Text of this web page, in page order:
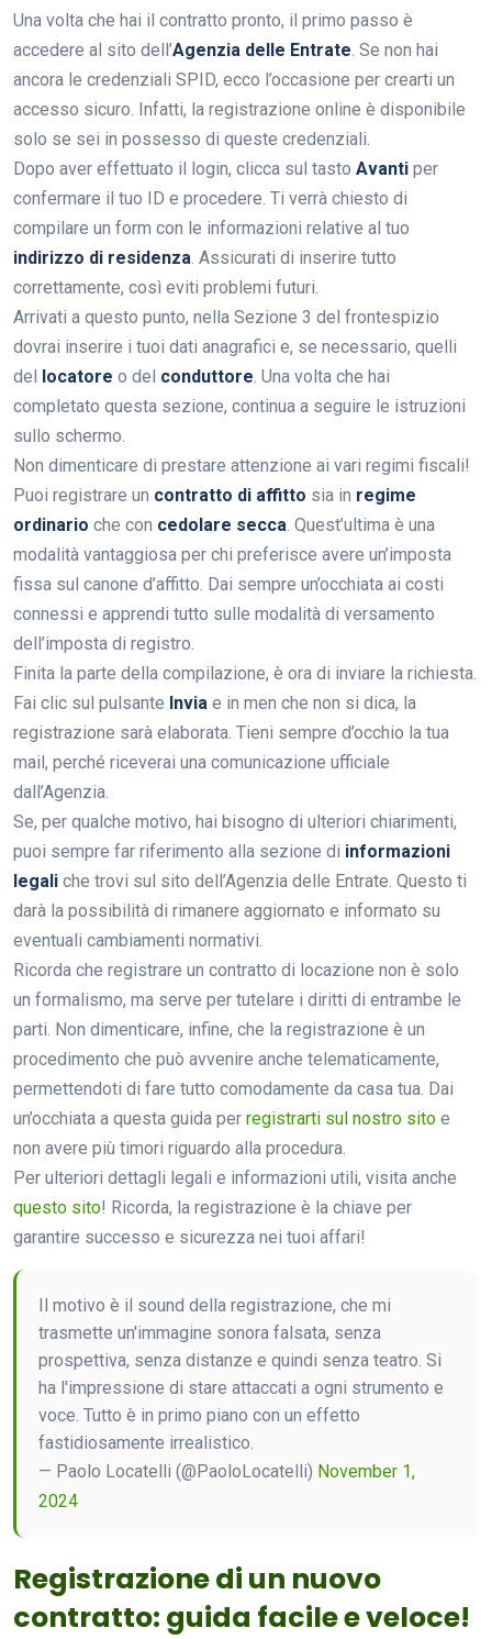
Una volta che hai il contratto pronto, il primo passo è
accedere al sito dell’Agenzia delle Entrate. Se non hai
ancora le credenziali SPID, ecco l’occasione per crearti un
accesso sicuro. Infatti, la registrazione online è disponibile
solo se sei in possesso di queste credenziali.
Dopo aver effettuato il login, clicca sul tasto Avanti per
confermare il tuo ID e procedere. Ti verrà chiesto di
compilare un form con le informazioni relative al tuo
indirizzo di residenza. Assicurati di inserire tutto
correttamente, così eviti problemi futuri.
Arrivati a questo punto, nella Sezione 3 del frontespizio
dovrai inserire i tuoi dati anagrafici e, se necessario, quelli
del locatore o del conduttore. Una volta che hai
completato questa sezione, continua a seguire le istruzioni
sullo schermo.
Non dimenticare di prestare attenzione ai vari regimi fiscali!
Puoi registrare un contratto di affitto sia in regime
ordinario che con cedolare secca. Quest’ultima è una
modalità vantaggiosa per chi preferisce avere un’imposta
fissa sul canone d’affitto. Dai sempre un’occhiata ai costi
connessi e apprendi tutto sulle modalità di versamento
dell’imposta di registro.
Finita la parte della compilazione, è ora di inviare la richiesta.
Fai clic sul pulsante Invia e in men che non si dica, la
registrazione sarà elaborata. Tieni sempre d’occhio la tua
mail, perché riceverai una comunicazione ufficiale
dall’Agenzia.
Se, per qualche motivo, hai bisogno di ulteriori chiarimenti,
puoi sempre far riferimento alla sezione di informazioni
legali che trovi sul sito dell’Agenzia delle Entrate. Questo ti
darà la possibilità di rimanere aggiornato e informato su
eventuali cambiamenti normativi.
Ricorda che registrare un contratto di locazione non è solo
un formalismo, ma serve per tutelare i diritti di entrambe le
parti. Non dimenticare, infine, che la registrazione è un
procedimento che può avvenire anche telematicamente,
permettendoti di fare tutto comodamente da casa tua. Dai
un’occhiata a questa guida per registrarti sul nostro sito e
non avere più timori riguardo alla procedura.
Per ulteriori dettagli legali e informazioni utili, visita anche
questo sito! Ricorda, la registrazione è la chiave per
garantire successo e sicurezza nei tuoi affari!
Il motivo è il sound della registrazione, che mi
trasmette un'immagine sonora falsata, senza
prospettiva, senza distanze e quindi senza teatro. Si
ha l'impressione di stare attaccati a ogni strumento e
voce. Tutto è in primo piano con un effetto
fastidiosamente irrealistico.
— Paolo Locatelli (@PaoloLocatelli) November 1,
2024
Registrazione di un nuovo
contratto: guida facile e veloce!